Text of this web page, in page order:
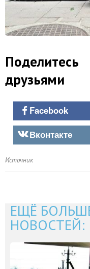
друзьями
Facebook
Вконтакте
Источник
ЕЩЁ
НОВОСТЕЙ: